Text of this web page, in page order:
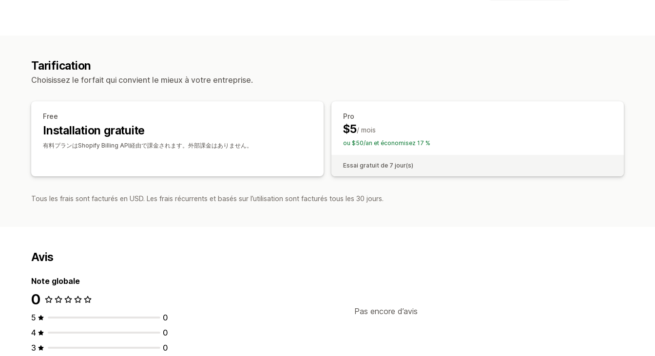
Tarification
Choisissez le forfait qui convient le mieux à votre entreprise.
Free
Installation gratuite
有料プランはShopify Billing API経由で課金されます。外部課金はありません。
Pro
$5/ mois
ou $50/an et économisez 17 %
Essai gratuit de 7 jour(s)
Tous les frais sont facturés en USD. Les frais récurrents et basés sur l’utilisation sont facturés tous les 30 jours.
Avis
Note globale
0
5
0
4
0
3
0
Pas encore d’avis